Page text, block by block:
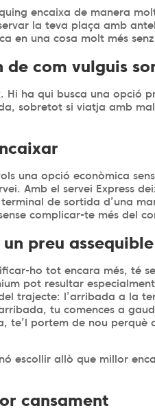
encaixa de manera
la teva plaça amb
en una cosa molt més
de com vulguis
Hi ha qui busca una opció
sobretot si viatja amb
una opció econòmica
Amb el servei Express
de sortida d’una
complicar-te més del
preu assequible
ho tot encara més, té
pot resultar
trajecte: l’arribada a la
tu comences a
te’l portem de nou perquè
escollir allò que millor
cansament